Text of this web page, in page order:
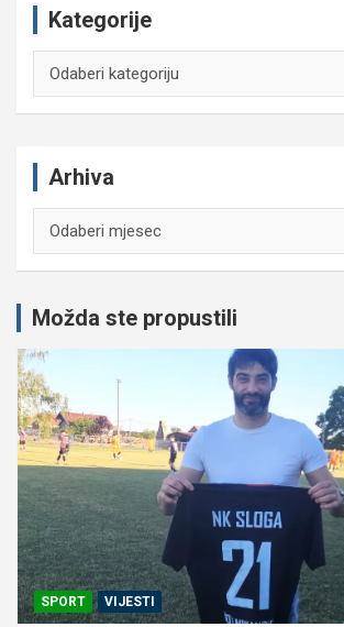
Kategorije
Arhiva
Možda ste propustili
SPORT VIJESTI